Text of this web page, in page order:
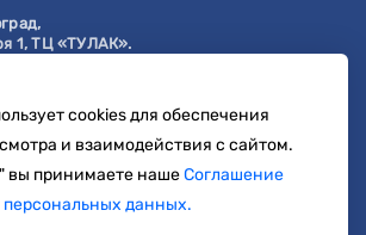
,
1, ТЦ «ТУЛАК».
57
cookies для обеспечения
и взаимодействия с сайтом.
вы принимаете нашеСоглашение
персональных данных.